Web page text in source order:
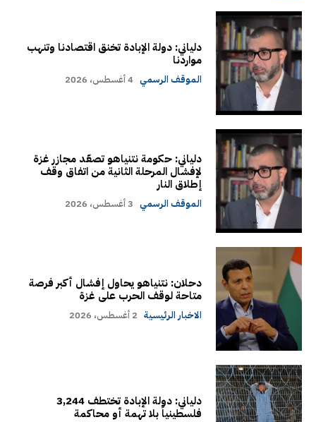
دلياني: دولة الإبادة تخنق اقتصادنا وتنهب
مواردنا
الموقف الرسمي 4 أغسطس، 2026
دلياني: حكومة نتنياهو تصعّد مجازر غزة
لإفشال المرحلة الثانية من اتفاق وقف
إطلاق النار
الموقف الرسمي 3 أغسطس، 2026
دحلان: نتنياهو يحاول إفشال أكبر فرصة
متاحة لوقف الحرب على غزة
الاخبار الرئيسية 2 أغسطس، 2026
دلياني: دولة الإبادة تختطف 3,244
فلسطينياً بلا تهمة أو محاكمة